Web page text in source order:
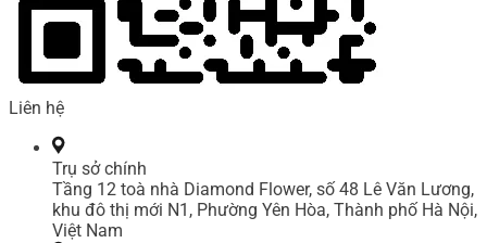
Liên hệ
Trụ sở chính
Tầng 12 toà nhà Diamond Flower, số 48 Lê Văn Lương,
khu đô thị mới N1, Phường Yên Hòa, Thành phố Hà Nội,
Việt Nam